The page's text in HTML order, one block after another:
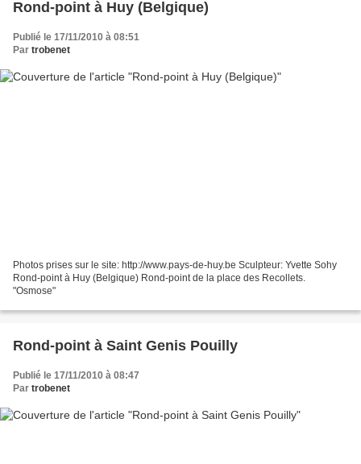
Rond-point à Huy (Belgique)
Publié le 17/11/2010 à 08:51
Par trobenet
Photos prises sur le site: http://www.pays-de-huy.be Sculpteur: Yvette Sohy
Rond-point à Huy (Belgique) Rond-point de la place des Recollets.
"Osmose"
Rond-point à Saint Genis Pouilly
Publié le 17/11/2010 à 08:47
Par trobenet